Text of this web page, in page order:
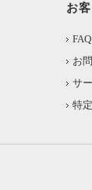
お
FAQ
お
サ
特